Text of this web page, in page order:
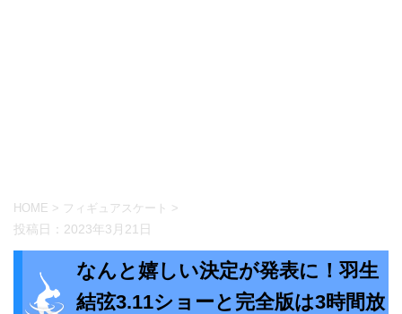
HOME > フィギュアスケート >
投稿日： 2023年3月21日
なんと嬉しい決定が発表に！羽生
結弦3.11ショーと完全版は3時間放